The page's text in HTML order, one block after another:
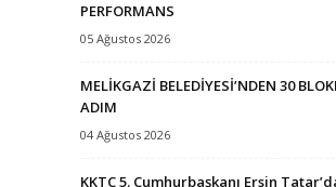
PERFORMANS
05 Ağustos 2026
MELİKGAZİ BELEDİYESİ’NDEN 30
ADIM
04 Ağustos 2026
KKTC 5. Cumhurbaşkanı Ersin